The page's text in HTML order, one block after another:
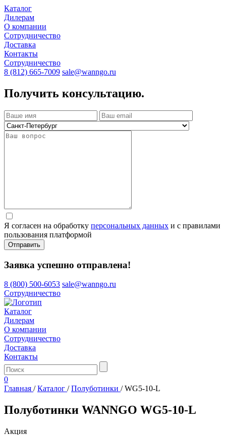
Каталог
Дилерам
О компании
Сотрудничество
Доставка
Контакты
Сотрудничество
8 (812) 665-7009 sale@wanngo.ru
Получить консультацию.
Я согласен на обработку персональных данных и с правилами
пользования платформой
Отправить
Заявка успешно отправлена!
8 (800) 500-6053 sale@wanngo.ru
Сотрудничество
Каталог
Дилерам
О компании
Сотрудничество
Доставка
Контакты
0
Главная / Каталог / Полуботинки / WG5-10-L
Полуботинки WANNGO WG5‑10‑L
Акция